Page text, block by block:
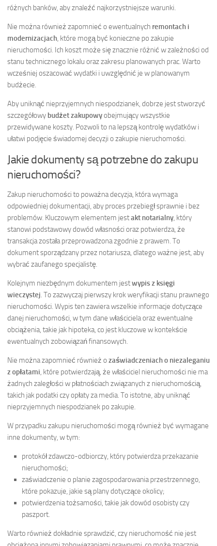
różnych banków, aby znaleźć najkorzystniejsze warunki.
Nie można również zapomnieć o ewentualnych remontach i
modernizacjach, które mogą być konieczne po zakupie
nieruchomości. Ich koszt może się znacznie różnić w zależności od
stanu technicznego lokalu oraz zakresu planowanych prac. Warto
wcześniej oszacować wydatki i uwzględnić je w planowanym
budżecie.
Aby uniknąć nieprzyjemnych niespodzianek, dobrze jest stworzyć
szczegółowy budżet zakupowyobejmujący wszystkie
przewidywane koszty. Pozwoli to na lepszą kontrolę wydatków i
ułatwi podjęcie świadomej decyzji o zakupie nieruchomości.
Jakie dokumenty są potrzebne do zakupu
nieruchomości?
Zakup nieruchomości to poważna decyzja, która wymaga
odpowiedniej dokumentacji, aby proces przebiegł sprawnie i bez
problemów. Kluczowym elementem jestakt notarialny, który
stanowi podstawowy dowód własności oraz potwierdza, że
transakcja została przeprowadzona zgodnie z prawem. To
dokument sporządzany przez notariusza, dlatego ważne jest, aby
wybrać zaufanego specjalistę.
Kolejnym niezbędnym dokumentem jestwypis z księgi
wieczystej. To zazwyczaj pierwszy krok weryfikacji stanu prawnego
nieruchomości. Wypis ten zawiera wszelkie informacje dotyczące
danej nieruchomości, w tym dane właściciela oraz ewentualne
obciążenia, takie jak hipoteka, co jest kluczowe w kontekście
ewentualnych zobowiązań finansowych.
Nie można zapomnieć również o zaświadczeniach o niezaleganiu
z opłatami, które potwierdzają, że właściciel nieruchomości nie ma
żadnych zaległości w płatnościach związanych z nieruchomością,
takich jak podatki czy opłaty za media. To istotne, aby uniknąć
nieprzyjemnych niespodzianek po zakupie.
W przypadku zakupu nieruchomości mogą również być wymagane
inne dokumenty, w tym:
protokół zdawczo-odbiorczy, który potwierdza przekazanie
nieruchomości;
zaświadczenie o planie zagospodarowania przestrzennego,
które pokazuje, jakie są plany dotyczące okolicy;
potwierdzenia tożsamości, takie jak dowód osobisty czy
paszport.
Warto również dokładnie sprawdzić, czy nieruchomość nie jest